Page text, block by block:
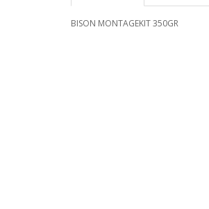
BISON MONTAGEKIT 350GR